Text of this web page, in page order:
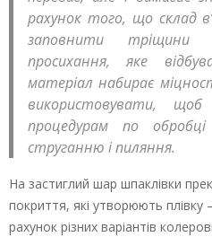
рахунок того, що склад
заповнити тріщини
просихання, яке
матеріал набирає
використовувати,
процедурам по
струганню і пиляння.
На застиглий шар шпаклівки
покриття, які утворюють плівку
рахунок різних варіантів